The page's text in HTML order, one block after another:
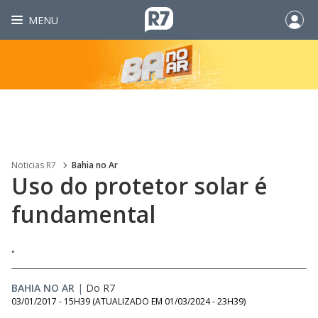
MENU
Noticias R7 Bahia no Ar
Uso do protetor solar é
fundamental
.
BAHIA NO AR | Do R7
03/01/2017 - 15H39 (ATUALIZADO EM 01/03/2024 - 23H39)